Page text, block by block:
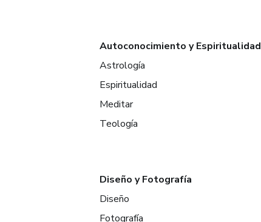
Autoconocimiento y Espiritualidad
Astrología
Espiritualidad
Meditar
Teología
Diseño y Fotografía
Diseño
Fotografía